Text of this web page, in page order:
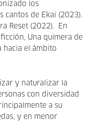
los
cantos de Ekai (2023).
Reset (2022). En
Una quimera de
hacia el ámbito
y naturalizar la
con diversidad
a su
y en menor